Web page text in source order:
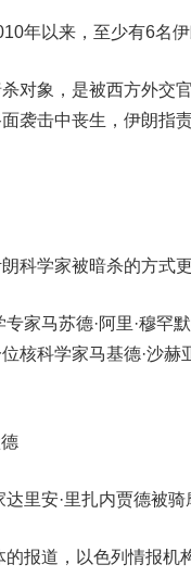
以来，至少有6名伊
对象，是被西方外交
袭击中丧生，伊朗指
学家被暗杀的方式更
家马苏德·阿里·穆罕
核科学家马基德·沙赫
安·里扎内贾德被骑
道，以色列情报机